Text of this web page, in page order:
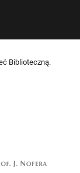
Biblioteczną.